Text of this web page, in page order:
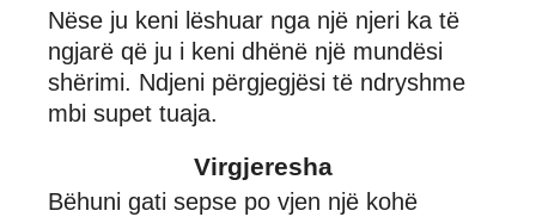
Nëse ju keni lëshuar nga një njeri ka të
ngjarë që ju i keni dhënë një mundësi
shërimi. Ndjeni përgjegjësi të ndryshme
mbi supet tuaja.
Virgjeresha
Bëhuni gati sepse po vjen një kohë